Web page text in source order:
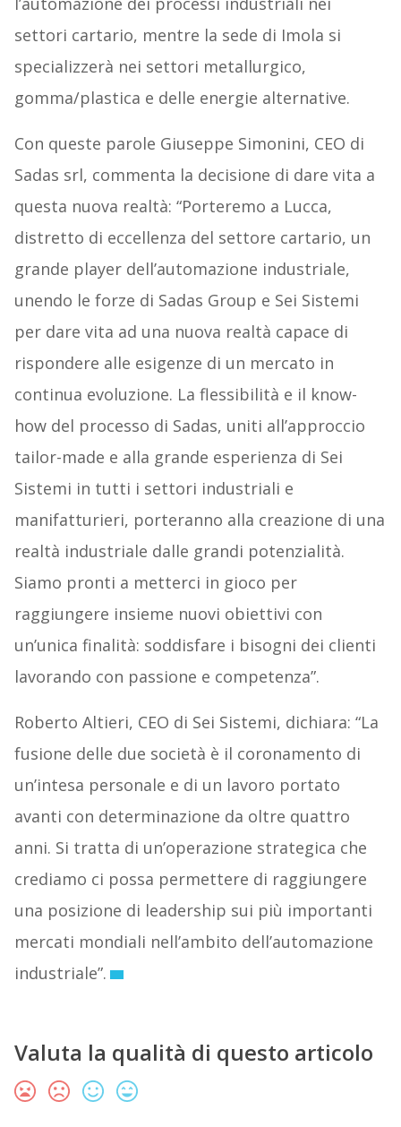
settori cartario, mentre la sede di Imola si
specializzerà nei settori metallurgico,
gomma/plastica e delle energie alternative.
Con queste parole Giuseppe Simonini, CEO di
Sadas srl, commenta la decisione di dare vita a
questa nuova realtà: “Porteremo a Lucca,
distretto di eccellenza del settore cartario, un
grande player dell’automazione industriale,
unendo le forze di Sadas Group e Sei Sistemi
per dare vita ad una nuova realtà capace di
rispondere alle esigenze di un mercato in
continua evoluzione. La flessibilità e il know-
how del processo di Sadas, uniti all’approccio
tailor-made e alla grande esperienza di Sei
Sistemi in tutti i settori industriali e
manifatturieri, porteranno alla creazione di una
realtà industriale dalle grandi potenzialità.
Siamo pronti a metterci in gioco per
raggiungere insieme nuovi obiettivi con
un’unica finalità: soddisfare i bisogni dei clienti
lavorando con passione e competenza”.
Roberto Altieri, CEO di Sei Sistemi, dichiara: “La
fusione delle due società è il coronamento di
un’intesa personale e di un lavoro portato
avanti con determinazione da oltre quattro
anni. Si tratta di un’operazione strategica che
crediamo ci possa permettere di raggiungere
una posizione di leadership sui più importanti
mercati mondiali nell’ambito dell’automazione
industriale”.
Valuta la qualità di questo articolo